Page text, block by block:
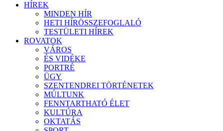
HÍREK
MINDEN HÍR
HETI HÍRÖSSZEFOGLALÓ
TESTÜLETI HÍREK
ROVATOK
VÁROS
ÉS VIDÉKE
PORTRÉ
ÜGY
SZENTENDREI TÖRTÉNETEK
MÚLTUNK
FENNTARTHATÓ ÉLET
KULTÚRA
OKTATÁS